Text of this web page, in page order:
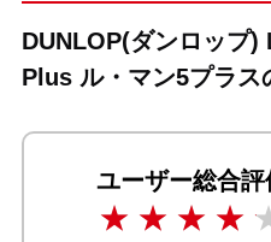
DUNLOP(ダンロップ
Plus ル・マン5プラス
ユーザー総合評